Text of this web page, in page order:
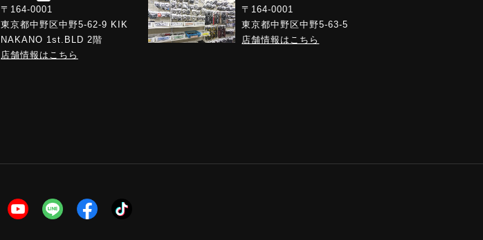
〒164-0001
東京都中野区中野5-62-9 KIK
NAKANO 1st.BLD 2階
店舗情報はこちら
〒164-0001
東京都中野区中野5-63-5
店舗情報はこちら